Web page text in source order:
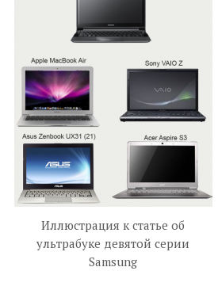
Иллюстрация к статье об
ультрабуке девятой серии
Samsung